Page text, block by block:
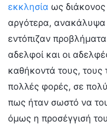
εκκλησία ως διάκονος
αργότερα, ανακάλυψα
εντόπιζαν
αδελφοί και οι
καθήκοντά τους, τους
πολλές φορές, σε
πως ήταν σωστό να
όμως η προσέγγισή